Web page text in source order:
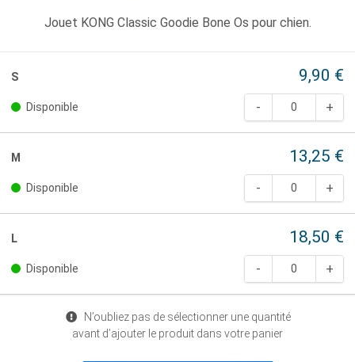
Jouet KONG Classic Goodie Bone Os pour chien.
S 9,90 €
Disponible
M 13,25 €
Disponible
L 18,50 €
Disponible
N’oubliez pas de sélectionner une quantité
avant d’ajouter le produit dans votre panier